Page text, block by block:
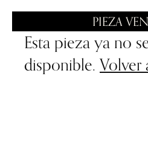
PIEZA
Esta pieza ya no
disponible.Volver